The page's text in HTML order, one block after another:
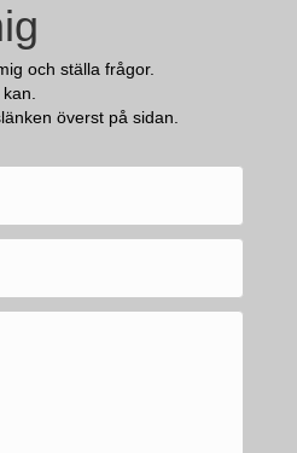
och ställa frågor.
överst på sidan.